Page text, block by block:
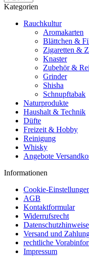
Kategorien
Rauchkultur
Aromakarten
Blättchen &
Zigaretten &
Knaster
Zubehör &
Grinder
Shisha
Schnupftabak
Naturprodukte
Haushalt & Technik
Düfte
Freizeit & Hobby
Reinigung
Whisky
Angebote
Informationen
Cookie-
AGB
Kontaktformular
Widerrufsrecht
Datenschutzhinweise
Versand und
rechtliche
Impressum